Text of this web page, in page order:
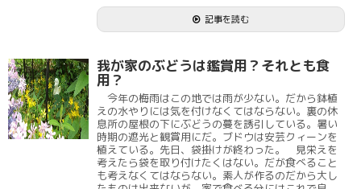
記事を読む
我が家のぶどうは鑑賞用？それとも食
用？
今年の梅雨はこの地では雨が少ない。だから鉢植
えの水やりには気を付けなくてはならない。裏の休
息所の屋根の下にぶどうの蔓を誘引している。暑い
時期の遮光と観賞用にだ。ブドウは安芸クィーンを
植えている。先日、袋掛けが終わった。 見栄えを
考えたら袋を取り付けたくはない。だが食べること
も考えなくてはならない。素人が作るのだから大し